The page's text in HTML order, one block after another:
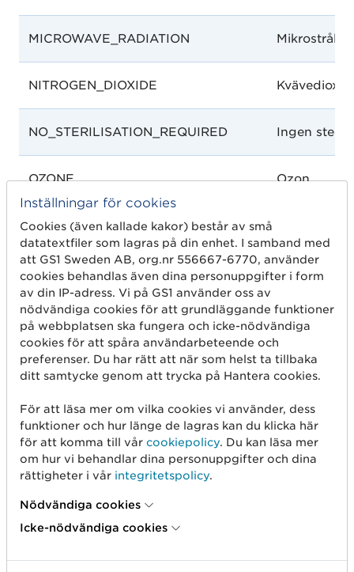
MICROWAVE_RADIATION
NITROGEN_DIOXIDE Kvävedioxid
NO_STERILISATION_REQUIRED Ingen
OZONE Ozon
PERACETIC_ACID
PLASMA Plasma
SOUND_WAVES Ljudvågor
SUPERCRITICAL_CARBON_DIOXIDE Superkritisk
UNSPECIFIED
UV_LIGHT UV-ljus
Inställningar för cookies
Cookies (även kallade kakor) består av små
datatextfiler som lagras på din enhet. I samband med
att GS1 Sweden AB, org.nr 556667-6770, använder
cookies behandlas även dina personuppgifter i form
av din IP-adress. Vi på GS1 använder oss av
nödvändiga cookies för att grundläggande funktioner
på webbplatsen ska fungera och icke-nödvändiga
cookies för att spåra användarbeteende och
preferenser. Du har rätt att när som helst ta tillbaka
ditt samtycke genom att trycka på Hantera cookies.
För att läsa mer om vilka cookies vi använder, dess
funktioner och hur länge de lagras kan du klicka här
för att komma till vår cookiepolicy. Du kan läsa mer
om hur vi behandlar dina personuppgifter och dina
rättigheter i vår integritetspolicy.
Nödvändiga cookies
Icke-nödvändiga cookies